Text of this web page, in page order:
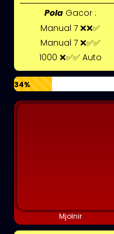
PolaGacor :
Manual 7 ❌❌✅
Manual 7 ❌✅✅
1000 ❌✅✅ Auto
34%
Mjolnir